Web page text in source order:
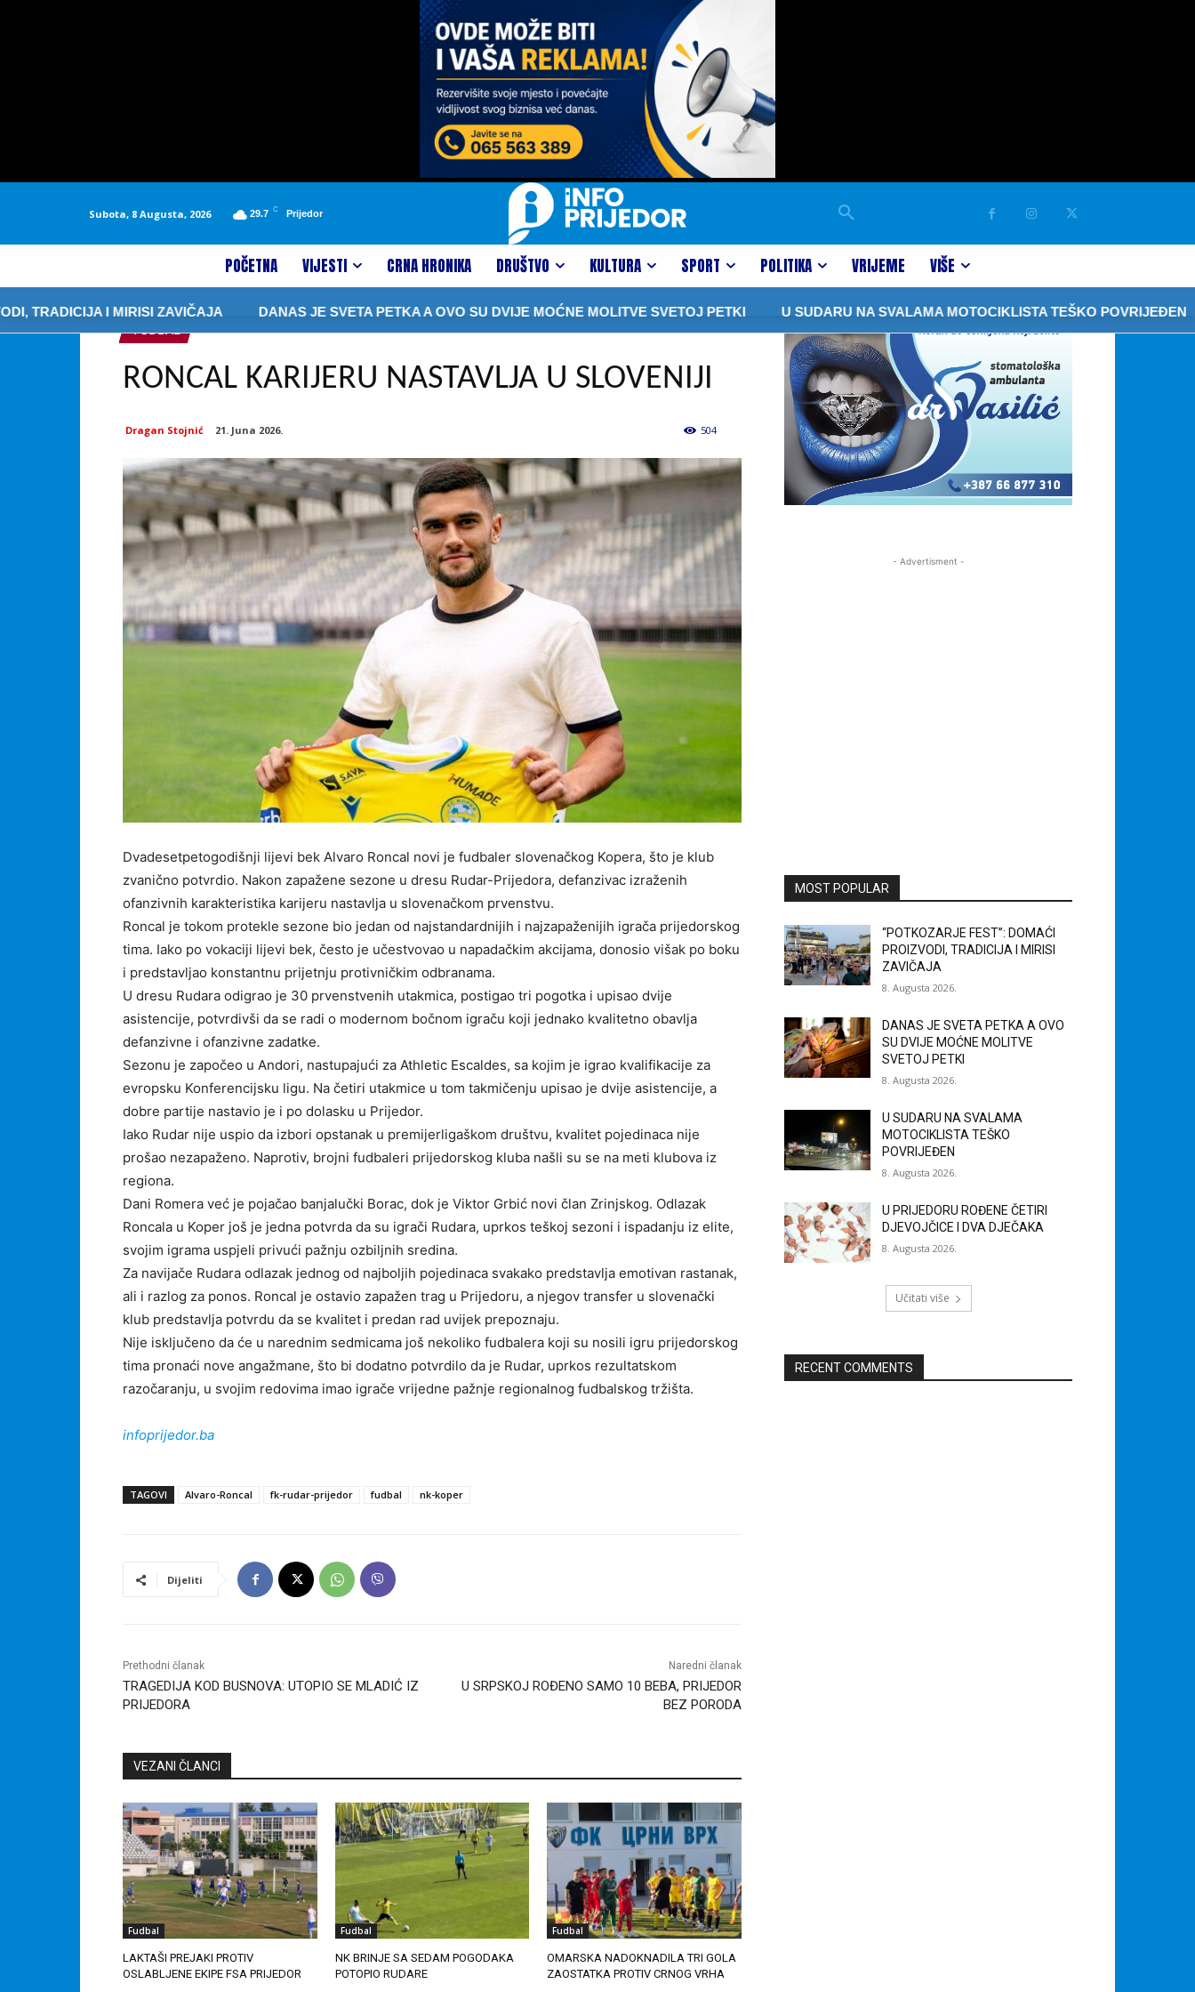
Subota, 8 Augusta, 2026 29.7 C Prijedor
POČETNA VIJESTI CRNA HRONIKA DRUŠTVO KULTURA SPORT POLITIKA VRIJEME VIŠE
I MIRISI ZAVIČAJA DANAS JE SVETA PETKA A OVO SU DVIJE MOĆNE MOLITVE SVETOJ PETKI U SUDARU NA SVALAMA MOTOCIKLISTA TEŠKO POVRIJEĐEN
FUDBAL
RONCAL KARIJERU NASTAVLJA U SLOVENIJI
Dragan Stojnić 21. Juna 2026. 504
Dvadesetpetogodišnji lijevi bek Alvaro Roncal novi je fudbaler slovenačkog Kopera, što je klub
zvanično potvrdio. Nakon zapažene sezone u dresu Rudar-Prijedora, defanzivac izraženih
ofanzivnih karakteristika karijeru nastavlja u slovenačkom prvenstvu.
Roncal je tokom protekle sezone bio jedan od najstandardnijih i najzapaženijih igrača prijedorskog
tima. Iako po vokaciji lijevi bek, često je učestvovao u napadačkim akcijama, donosio višak po boku
i predstavljao konstantnu prijetnju protivničkim odbranama.
U dresu Rudara odigrao je 30 prvenstvenih utakmica, postigao tri pogotka i upisao dvije
asistencije, potvrdivši da se radi o modernom bočnom igraču koji jednako kvalitetno obavlja
defanzivne i ofanzivne zadatke.
Sezonu je započeo u Andori, nastupajući za Athletic Escaldes, sa kojim je igrao kvalifikacije za
evropsku Konferencijsku ligu. Na četiri utakmice u tom takmičenju upisao je dvije asistencije, a
dobre partije nastavio je i po dolasku u Prijedor.
Iako Rudar nije uspio da izbori opstanak u premijerligaškom društvu, kvalitet pojedinaca nije
prošao nezapaženo. Naprotiv, brojni fudbaleri prijedorskog kluba našli su se na meti klubova iz
regiona.
Dani Romera već je pojačao banjalučki Borac, dok je Viktor Grbić novi član Zrinjskog. Odlazak
Roncala u Koper još je jedna potvrda da su igrači Rudara, uprkos teškoj sezoni i ispadanju iz elite,
svojim igrama uspjeli privući pažnju ozbiljnih sredina.
Za navijače Rudara odlazak jednog od najboljih pojedinaca svakako predstavlja emotivan rastanak,
ali i razlog za ponos. Roncal je ostavio zapažen trag u Prijedoru, a njegov transfer u slovenački
klub predstavlja potvrdu da se kvalitet i predan rad uvijek prepoznaju.
Nije isključeno da će u narednim sedmicama još nekoliko fudbalera koji su nosili igru prijedorskog
tima pronaći nove angažmane, što bi dodatno potvrdilo da je Rudar, uprkos rezultatskom
razočaranju, u svojim redovima imao igrače vrijedne pažnje regionalnog fudbalskog tržišta.
infoprijedor.ba
TAGOVI Alvaro-Roncal fk-rudar-prijedor fudbal nk-koper
Dijeliti
Prethodni članak
TRAGEDIJA KOD BUSNOVA: UTOPIO SE MLADIĆ IZ
PRIJEDORA
Naredni članak
U SRPSKOJ ROĐENO SAMO 10 BEBA, PRIJEDOR
BEZ PORODA
VEZANI ČLANCI
Fudbal
LAKTAŠI PREJAKI PROTIV
OSLABLJENE EKIPE FSA PRIJEDOR
Fudbal
NK BRINJE SA SEDAM POGODAKA
POTOPIO RUDARE
Fudbal
OMARSKA NADOKNADILA TRI GOLA
ZAOSTATKA PROTIV CRNOG VRHA
- Advertisment -
MOST POPULAR
“POTKOZARJE FEST”: DOMAĆI
PROIZVODI, TRADICIJA I MIRISI
ZAVIČAJA
8. Augusta 2026.
DANAS JE SVETA PETKA A OVO
SU DVIJE MOĆNE MOLITVE
SVETOJ PETKI
8. Augusta 2026.
U SUDARU NA SVALAMA
MOTOCIKLISTA TEŠKO
POVRIJEĐEN
8. Augusta 2026.
U PRIJEDORU ROĐENE ČETIRI
DJEVOJČICE I DVA DJEČAKA
8. Augusta 2026.
Učitati više
RECENT COMMENTS